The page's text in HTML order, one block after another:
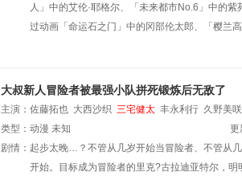
人」中的艾伦·耶格尔、「未来都市No.6」中的
过动画「命运石之门」中的冈部伦太郎、「樱兰
大叔新人冒险者被最强小队拼死锻炼后无敌了
主演： 佐藤拓也 大西沙织 三宅健太 丰永利行 久野美咲
类型： 动漫 未知
更
剧情： 起步太晚…？不管从几岁开始当冒险者、不管从
开始。目标成为冒险者的里克?古拉迪亚特尔，